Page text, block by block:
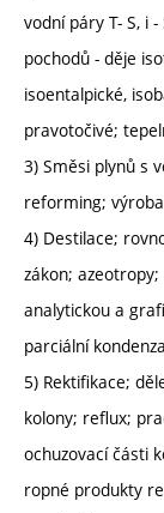
vodní páry T- S, i
pochodů - děje
isoentalpické,
pravotočivé;
3) Směsi plynů s
reforming;
4) Destilace;
zákon;
analytickou a
parciální
5) Rektifikace;
kolony; reflux;
ochuzovací části
ropné produkty